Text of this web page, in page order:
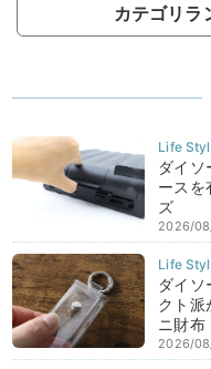
カテゴリラ
ダイソ
ースを
ズ
2026/
ダイソ
クト派
ニ財布
2026/